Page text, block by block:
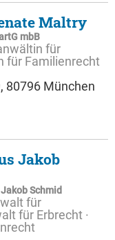
Maltry
mbB
für
für Familienrecht
80796 München
Jakob
Schmid
für
für Erbrecht ·